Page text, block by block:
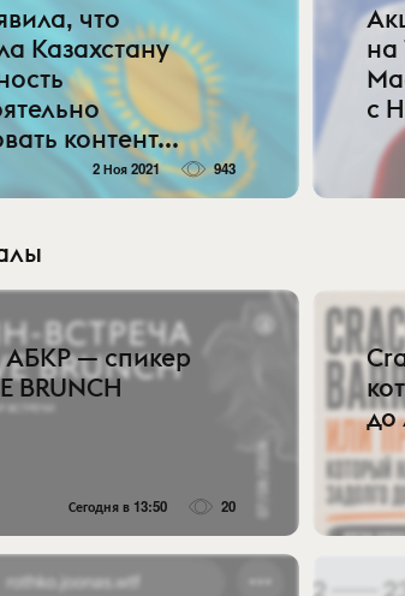
что
Казахстану
контент...
2 Ноя 2021 943
на
с
АБКР — спикер
BRUNCH
Сегодня в 13:50 20
до